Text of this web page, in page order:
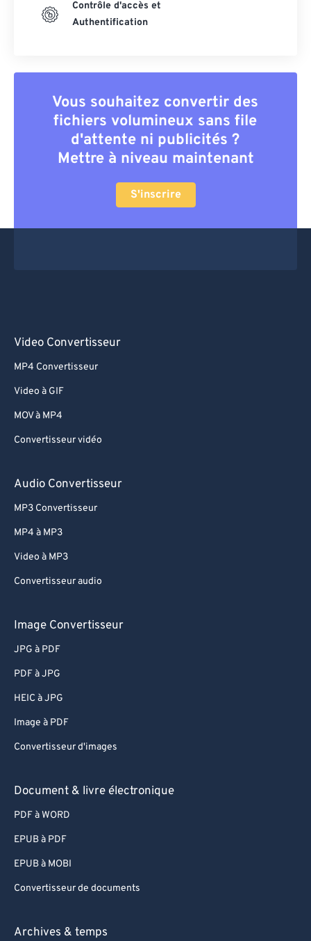
Contrôle d'accès et
Authentification
Vous souhaitez convertir des
fichiers volumineux sans file
d'attente ni publicités ?
Mettre à niveau maintenant
S'inscrire
Video Convertisseur
MP4 Convertisseur
Video à GIF
MOV à MP4
Convertisseur vidéo
Audio Convertisseur
MP3 Convertisseur
MP4 à MP3
Video à MP3
Convertisseur audio
Image Convertisseur
JPG à PDF
PDF à JPG
HEIC à JPG
Image à PDF
Convertisseur d'images
Document & livre électronique
PDF à WORD
EPUB à PDF
EPUB à MOBI
Convertisseur de documents
Archives & temps